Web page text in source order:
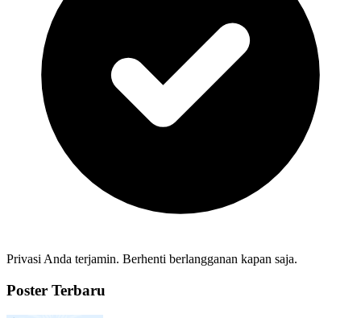
Privasi Anda terjamin. Berhenti berlangganan kapan saja.
Poster Terbaru